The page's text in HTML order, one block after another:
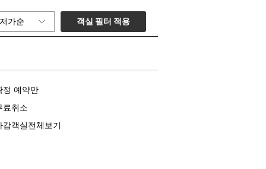
가순 객실 필터 적용
정 예약만
료취소
감객실전체보기